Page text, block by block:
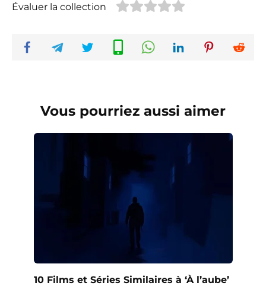
Évaluer la collection
Vous pourriez aussi aimer
10 Films et Séries Similaires à ‘À l’aube’